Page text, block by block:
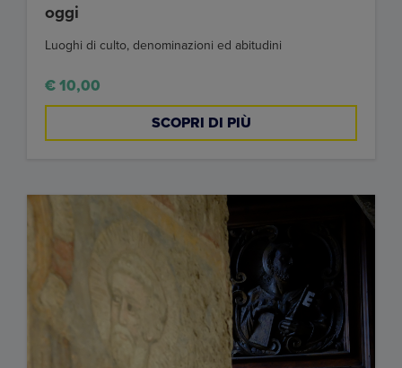
oggi
Luoghi di culto, denominazioni ed abitudini
€ 10,00
SCOPRI DI PIÙ